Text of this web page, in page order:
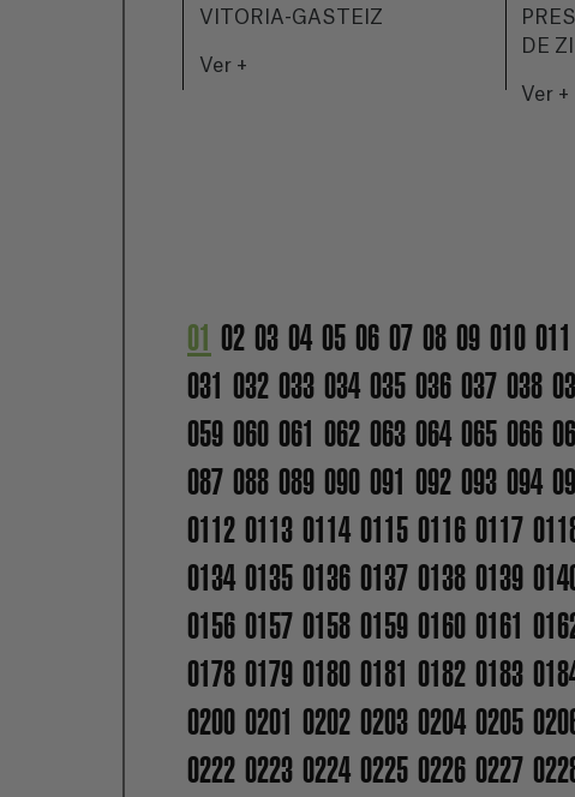
VITORIA-GASTEIZ
Ver +
DE
Ver +
01 02 03 04 05 06 07 08 09 010 011
031 032 033 034 035 036 037 038
059 060 061 062 063 064 065 066
087 088 089 090 091 092 093 094
0112 0113 0114 0115 0116 0117
0134 0135 0136 0137 0138 0139
0156 0157 0158 0159 0160 0161
0178 0179 0180 0181 0182 0183
0200 0201 0202 0203 0204 0205
0222 0223 0224 0225 0226 0227